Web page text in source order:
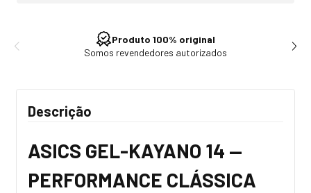
Produto 100% original
Somos revendedores autorizados
Descrição
ASICS GEL-KAYANO 14 —
PERFORMANCE CLÁSSICA